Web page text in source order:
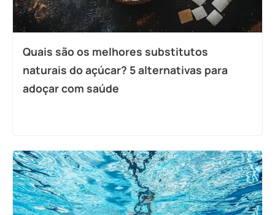
Quais são os melhores substitutos
naturais do açúcar? 5 alternativas para
adoçar com saúde